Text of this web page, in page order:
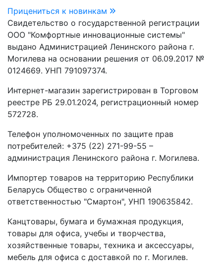
Прицениться к новинкам
Свидетельство о государственной регистрации
ООО "Комфортные инновационные системы"
выдано Администрацией Ленинского района г.
Могилева на основании решения от 06.09.2017 №
0124669. УНП 791097374.
Интернет-магазин зарегистрирован в Торговом
реестре РБ 29.01.2024, регистрационный номер
572728.
Телефон уполномоченных по защите прав
потребителей: +375 (22) 271-99-55 –
администрация Ленинского района г. Могилева.
Импортер товаров на территорию Республики
Беларусь Общество с ограниченной
ответственностью "Смартон", УНП 190635842.
Канцтовары, бумага и бумажная продукция,
товары для офиса, учебы и творчества,
хозяйственные товары, техника и аксессуары,
мебель для офиса с доставкой по г. Могилев.